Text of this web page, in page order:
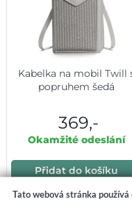
Kabelka na mobil Twill
popruhem šedá
369,-
Okamžité odeslání
Přidat do košíku
Tato webová stránka používá